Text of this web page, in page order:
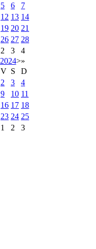
5 6
7
12 13 14
19 20 21
26 27 28
2 3
4
2024>»
V S
D
2 3
4
9 10 11
16 17 18
23 24 25
1 2
3